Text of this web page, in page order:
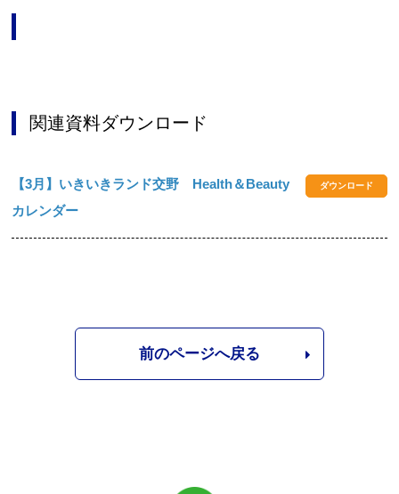
関連資料ダウンロード
【3月】いきいきランド交野 Health＆Beauty
カレンダー
ダウンロード
前のページへ戻る